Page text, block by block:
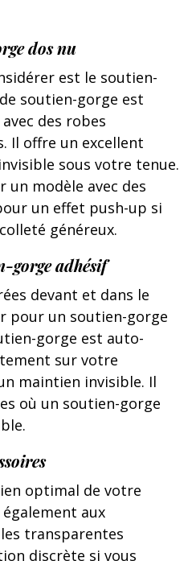
dos nu
est le soutien-
soutien-gorge est
des robes
Il offre un excellent
sous votre tenue.
un modèle avec des
un effet push-up si
généreux.
gorge adhésif
devant et dans le
pour un soutien-gorge
gorge est auto-
sur votre
maintien invisible. Il
où un soutien-gorge
optimal de votre
aux
transparentes
discrète si vous